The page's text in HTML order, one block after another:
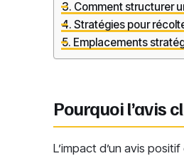
Comment structurer
Stratégies pour
Emplacements
Pourquoi l’avis
L’impact d’un avis